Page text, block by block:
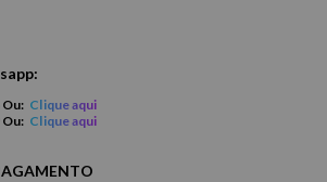
Clique aqui
Clique aqui